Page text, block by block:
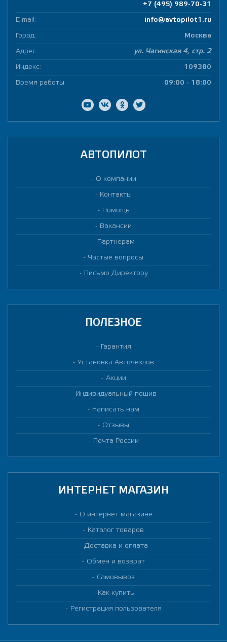
+7 (495) 989-70-31
E-mail: info@avtopilot1.ru
Город: Москва
Адрес: ул. Чагинская 4, стр. 2
Индекс: 109380
Время работы: 09:00 - 18:00
АВТОПИЛОТ
О компании
Контакты
Помощь
Вакансии
Партнерам
Частые вопросы
Письмо Директору
ПОЛЕЗНОЕ
Гарантия
Установка Авточехлов
Акции
Индивидуальный пошив
Написать нам
Отзывы
Почта России
ИНТЕРНЕТ МАГАЗИН
О интернет магазине
Каталог товаров
Доставка и оплата
Обмен и возврат
Самовывоз
Как купить
Регистрация пользователя